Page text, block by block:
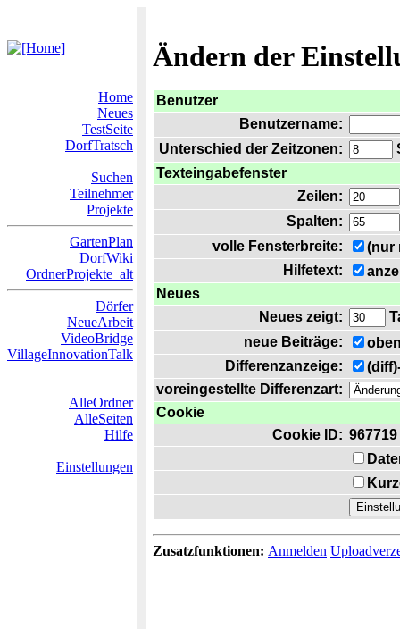
Ändern der
Home
Neues
TestSeite
DorfTratsch
Suchen
Teilnehmer
Projekte
GartenPlan
DorfWiki
OrdnerProjekte_alt
Dörfer
NeueArbeit
VideoBridge
VillageInnovationTalk
AlleOrdner
AlleSeiten
Hilfe
Einstellungen
Benutzer
Benutzername:
Unterschied der Zeitzonen:
Texteingabefenster
Zeilen:
Spalten:
volle Fensterbreite:
(nur
Hilfetext:
Neues
Neues zeigt:
neue Beiträge:
Differenzanzeige:
voreingestellte Differenzart:
Cookie
Cookie ID: 967719
Zusatzfunktionen: Anmelden